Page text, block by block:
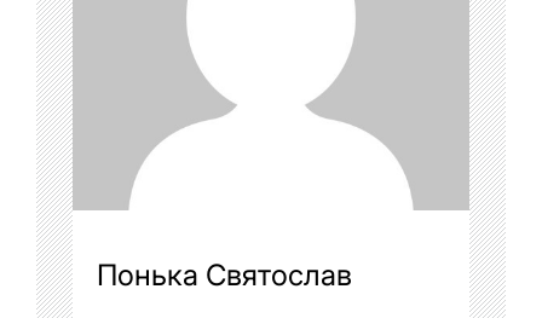
Понька Святослав